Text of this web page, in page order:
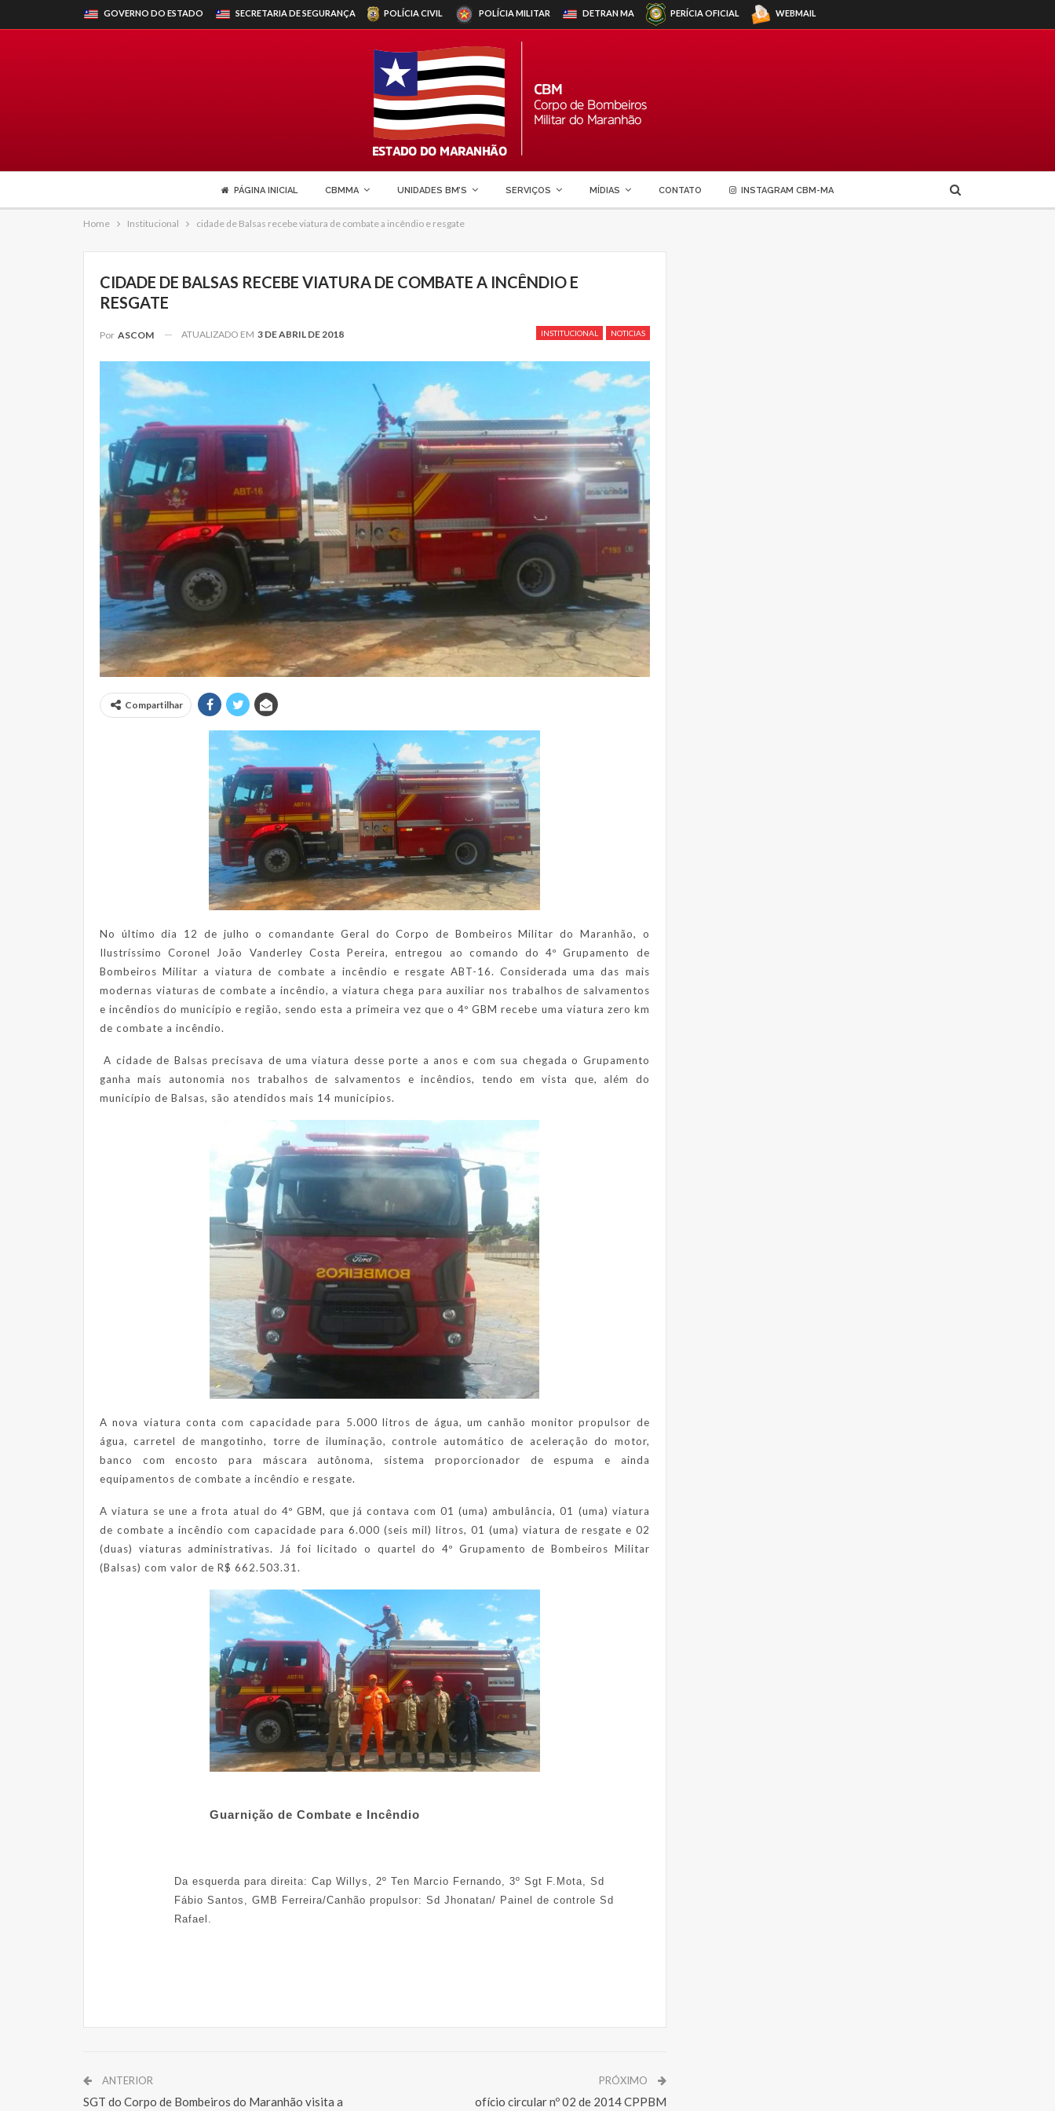
GOVERNO DO ESTADO SECRETARIA DE SEGURANÇA POLÍCIA CIVIL POLÍCIA MILITAR DETRANMA PERÍCIA OFICIAL WEBMAIL
PÁGINA INICIAL CBMMA UNIDADES BM’S SERVIÇOS MÍDIAS CONTATO INSTAGRAM CBM-MA
Home Institucional cidade de Balsas recebe viatura de combate a incêndio e resgate
CIDADE DE BALSAS RECEBE VIATURA DE COMBATE A INCÊNDIO E
RESGATE
INSTITUCIONAL NOTICIAS
Por ASCOM ATUALIZADO EM 3 DE ABRIL DE 2018
Compartilhar
No último dia 12 de julho o comandante Geral do Corpo de Bombeiros Militar do Maranhão, o
Ilustríssimo Coronel João Vanderley Costa Pereira, entregou ao comando do 4º Grupamento de
Bombeiros Militar a viatura de combate a incêndio e resgate ABT-16. Considerada uma das mais
modernas viaturas de combate a incêndio, a viatura chega para auxiliar nos trabalhos de salvamentos
e incêndios do município e região, sendo esta a primeira vez que o 4º GBM recebe uma viatura zero km
de combate a incêndio.
A cidade de Balsas precisava de uma viatura desse porte a anos e com sua chegada o Grupamento
ganha mais autonomia nos trabalhos de salvamentos e incêndios, tendo em vista que, além do
município de Balsas, são atendidos mais 14 municípios.
A nova viatura conta com capacidade para 5.000 litros de água, um canhão monitor propulsor de
água, carretel de mangotinho, torre de iluminação, controle automático de aceleração do motor,
banco com encosto para máscara autônoma, sistema proporcionador de espuma e ainda
equipamentos de combate a incêndio e resgate.
A viatura se une a frota atual do 4º GBM, que já contava com 01 (uma) ambulância, 01 (uma) viatura
de combate a incêndio com capacidade para 6.000 (seis mil) litros, 01 (uma) viatura de resgate e 02
(duas) viaturas administrativas. Já foi licitado o quartel do 4º Grupamento de Bombeiros Militar
(Balsas) com valor de R$ 662.503.31.
Guarnição de Combate e Incêndio
Da esquerda para direita: Cap Willys, 2º Ten Marcio Fernando, 3º Sgt F.Mota, Sd
Fábio Santos, GMB Ferreira/Canhão propulsor: Sd Jhonatan/ Painel de controle Sd
Rafael.
ANTERIOR
SGT do Corpo de Bombeiros do Maranhão visita a
PRÓXIMO
ofício circular nº 02 de 2014 CPPBM